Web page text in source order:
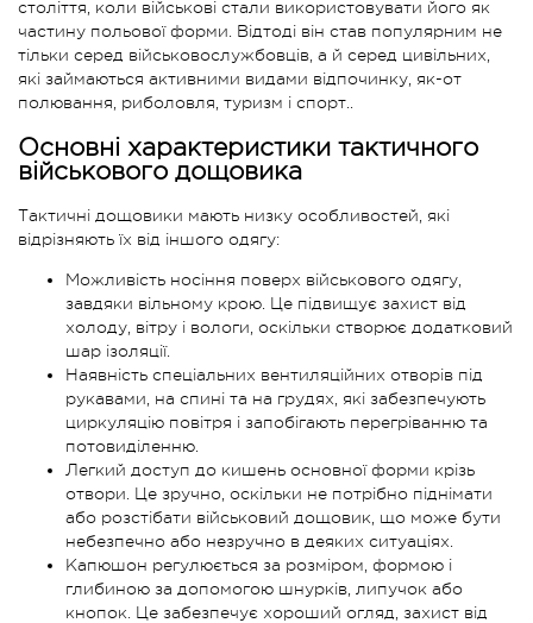
століття, коли військові стали використовувати його як
частину польової форми. Відтоді він став популярним не
тільки серед військовослужбовців, а й серед цивільних,
які займаються активними видами відпочинку, як-от
полювання, риболовля, туризм і спорт..
Основні характеристики тактичного
військового дощовика
Тактичні дощовики мають низку особливостей, які
відрізняють їх від іншого одягу:
Можливість носіння поверх військового одягу,
завдяки вільному крою. Це підвищує захист від
холоду, вітру і вологи, оскільки створює додатковий
шар ізоляції.
Наявність спеціальних вентиляційних отворів під
рукавами, на спині та на грудях, які забезпечують
циркуляцію повітря і запобігають перегріванню та
потовиділенню.
Легкий доступ до кишень основної форми крізь
отвори. Це зручно, оскільки не потрібно піднімати
або розстібати військовий дощовик, що може бути
небезпечно або незручно в деяких ситуаціях.
Капюшон регулюється за розміром, формою і
глибиною за допомогою шнурків, липучок або
кнопок. Це забезпечує хороший огляд, захист від